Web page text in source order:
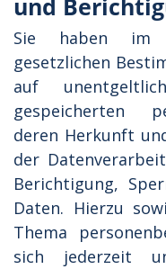
und
Sie haben im
gesetzlichen
auf
gespeicherten
deren Herkunft
der
Berichtigung,
Daten. Hierzu
Thema
sich jederzeit